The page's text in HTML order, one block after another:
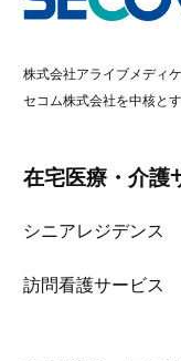
株式会社アライブメディ
セコム株式会社を中核と
在宅医療・介護
シニアレジデンス
訪問看護サービス